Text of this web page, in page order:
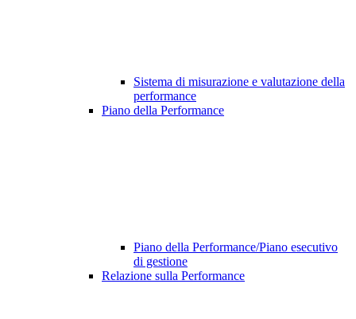
Sistema di misurazione e valutazione della
performance
Piano della Performance
Piano della Performance/Piano esecutivo
di gestione
Relazione sulla Performance